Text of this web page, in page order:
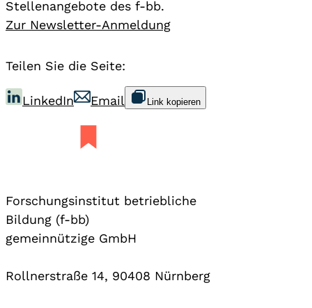
Stellenangebote des f-bb.
Zur Newsletter-Anmeldung
Teilen Sie die Seite:
LinkedIn Email Link kopieren
Forschungsinstitut betriebliche
Bildung (f-bb)
gemeinnützige GmbH
Rollnerstraße 14, 90408 Nürnberg